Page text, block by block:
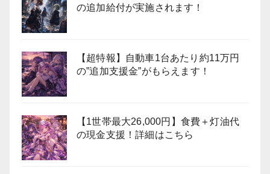
の追加給付が実施されます！
【超特報】自動車1台あたり約11万円
の”追加支援金”がもらえます！
【1世帯最大26,000円】食費＋灯油代
の現金支援！詳細はこちら